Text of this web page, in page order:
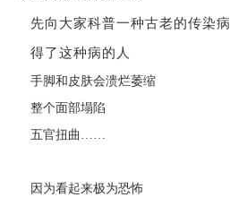
先向大家科普一种古老的传染病
得了这种病的人
手脚和皮肤会溃烂萎缩
整个面部塌陷
五官扭曲……
因为看起来极为恐怖